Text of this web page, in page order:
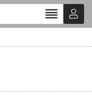
reorder